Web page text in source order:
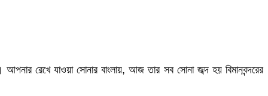
রেখে যাওয়া সোনার বাংলায়, আজ তার সব সোনা জব্দ হয় বিমানবন্দরের